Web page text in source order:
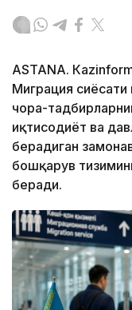
ASTANА.
Миграция сиёсати
чора-
иқтисодиёт ва
берадиган
бошқарув
беради.